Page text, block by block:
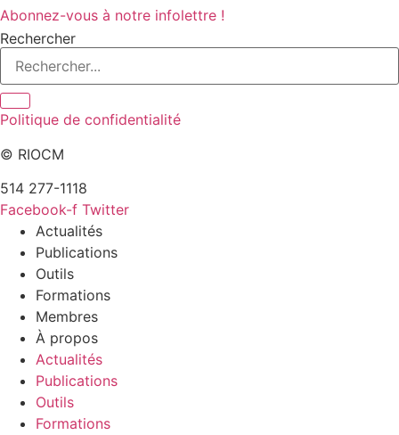
Abonnez-vous à notre infolettre !
Rechercher
Politique de confidentialité
© RIOCM
514 277-1118
Facebook-f Twitter
Actualités
Publications
Outils
Formations
Membres
À propos
Actualités
Publications
Outils
Formations